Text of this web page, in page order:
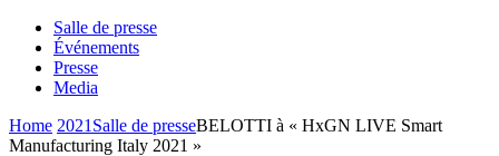
Salle de presse
Événements
Presse
Media
Home 2021 Salle de presseBELOTTI à « HxGN LIVE Smart
Manufacturing Italy 2021 »